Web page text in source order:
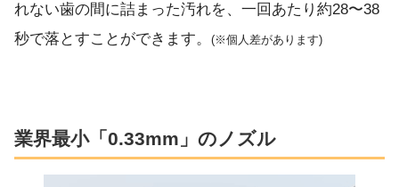
れない歯の間に詰まった汚れを、一回あたり約28〜38
秒で落とすことができます。
(※個人差があります)
業界最小「0.33mm」のノズル